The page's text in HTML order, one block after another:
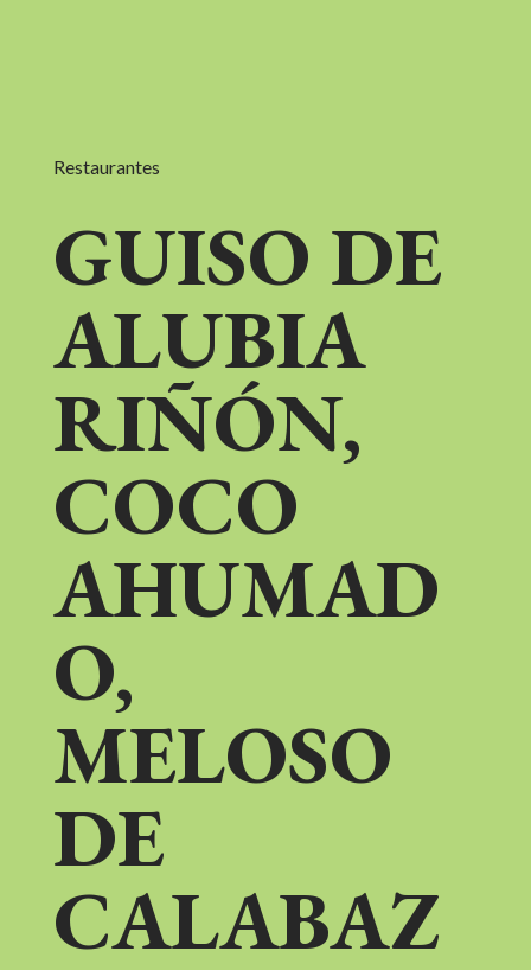
Restaurantes
GUISO DE
ALUBIA
RIÑÓN,
COCO
AHUMAD
O,
MELOSO
DE
CALABAZ